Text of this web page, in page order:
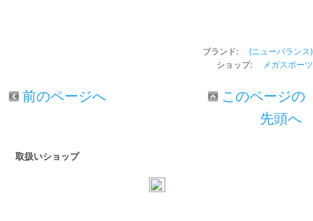
ブランド: (ニューバランス)
ショップ:
メガスポーツ
前のページへ
このページの
先頭へ
取扱いショップ